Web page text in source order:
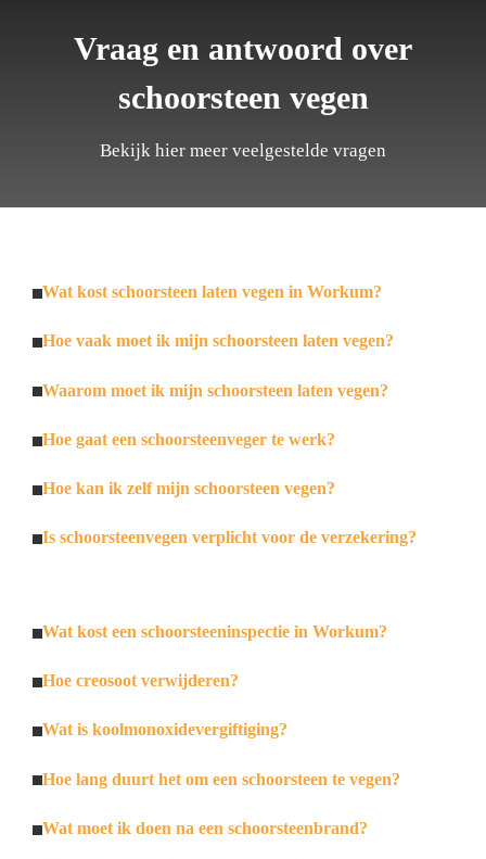
Vraag en antwoord over
schoorsteen vegen
Bekijk hier meer veelgestelde vragen
Wat kost schoorsteen laten vegen in Workum?
Hoe vaak moet ik mijn schoorsteen laten vegen?
Waarom moet ik mijn schoorsteen laten vegen?
Hoe gaat een schoorsteenveger te werk?
Hoe kan ik zelf mijn schoorsteen vegen?
Is schoorsteenvegen verplicht voor de verzekering?
Wat kost een schoorsteeninspectie in Workum?
Hoe creosoot verwijderen?
Wat is koolmonoxidevergiftiging?
Hoe lang duurt het om een schoorsteen te vegen?
Wat moet ik doen na een schoorsteenbrand?